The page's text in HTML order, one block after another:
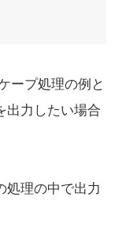
ープ処理の例と
出力したい場合
処理の中で出力